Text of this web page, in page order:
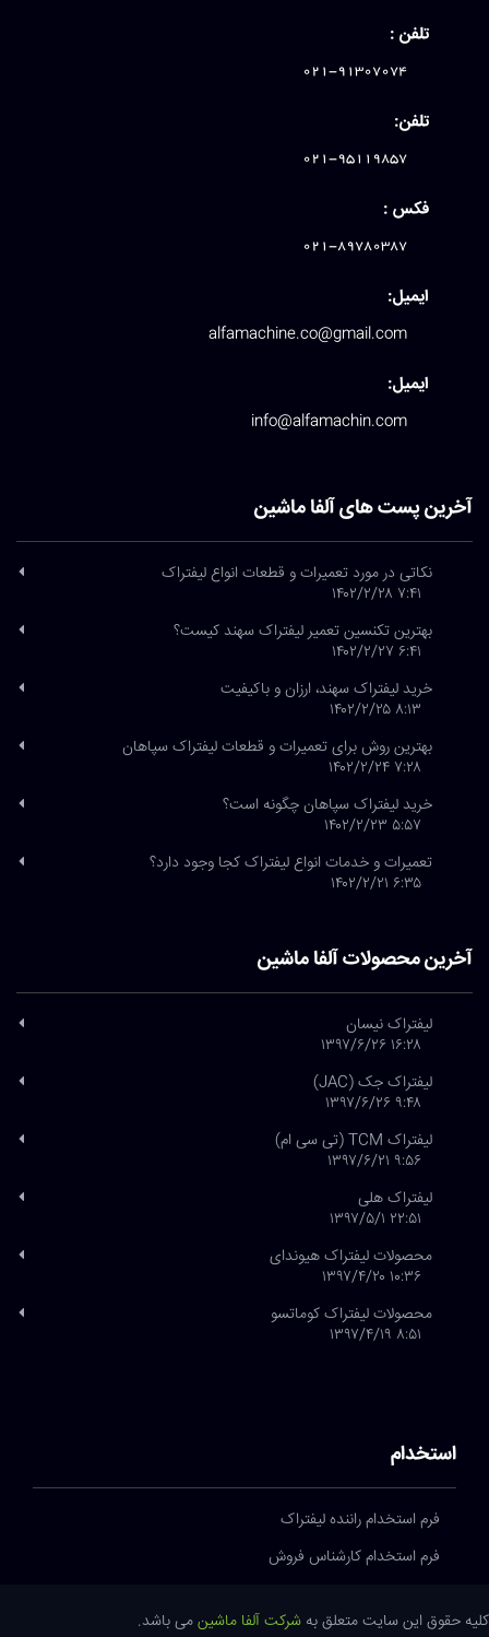
تلفن :
021-91307074
تلفن:
021-95119857
فکس :
021-89780387
ایمیل:
alfamachine.co@gmail.com
ایمیل:
info@alfamachin.com
آخرین پست های آلفا ماشین
نکاتی در مورد تعمیرات و قطعات انواع لیفتراک
۷:۴۱ ۱۴۰۲/۲/۲۸
بهترین تکنسین تعمیر لیفتراک سهند کیست؟
۶:۴۱ ۱۴۰۲/۲/۲۷
خرید لیفتراک سهند، ارزان و باکیفیت
۸:۱۳ ۱۴۰۲/۲/۲۵
بهترین روش برای تعمیرات و قطعات لیفتراک سپاهان
۷:۲۸ ۱۴۰۲/۲/۲۴
خرید لیفتراک سپاهان چگونه است؟
۵:۵۷ ۱۴۰۲/۲/۲۳
تعمیرات و خدمات انواع لیفتراک کجا وجود دارد؟
۶:۳۵ ۱۴۰۲/۲/۲۱
آخرین محصولات آلفا ماشین
لیفتراک نیسان
۱۶:۲۸ ۱۳۹۷/۶/۲۶
لیفتراک جک (JAC)
۹:۴۸ ۱۳۹۷/۶/۲۶
لیفتراک TCM (تی سی ام)
۹:۵۶ ۱۳۹۷/۶/۲۱
لیفتراک هلی
۲۲:۵۱ ۱۳۹۷/۵/۱
محصولات لیفتراک هیوندای
۱۰:۳۶ ۱۳۹۷/۴/۲۰
محصولات لیفتراک کوماتسو
۸:۵۱ ۱۳۹۷/۴/۱۹
استخدام
فرم استخدام راننده لیفتراک
فرم استخدام کارشناس فروش
کلیه حقوق این سایت متعلق به شرکت آلفا ماشینمی باشد.